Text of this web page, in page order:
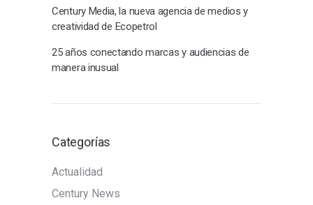
Century Media, la nueva agencia de medios y
creatividad de Ecopetrol
25 años conectando marcas y audiencias de
manera inusual
Categorías
Actualidad
Century News